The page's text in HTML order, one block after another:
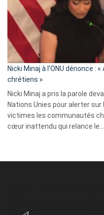
Nicki Minaj à l’ONU dénonce :
chrétiens »
Nicki Minaj a pris la parole
Nations Unies pour alerter
victimes les communautés
cœur inattendu qui relance le…